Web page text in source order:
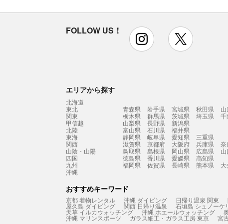
FOLLOW US！ instagram
エリアから探す
北海道
東北
青森県 岩手県 宮城県 秋田県
関東
栃木県 群馬県 茨城県 埼玉県 千
甲信越
山梨県 長野県
新潟県
北陸
富山県 石川県
福井県
東海
静岡県 岐阜県 愛知県
三重県
関西
滋賀県 京都府 大阪府 兵庫県 奈
山陰・山陽
鳥取県 島根県 岡山県 広島県
四国
徳島県 香川県 愛媛県
高知県
九州
福岡県 佐賀県 長崎県 熊本県
沖縄
おすすめキーワード
京都 着物レンタル 沖縄 ダイビング 日帰り温泉 関東
屋久島 ダイビング 関西 日帰り温泉 石垣島 シュノーケ
天草 イルカウォッチング 沖縄 ホエールウォッチング
沖縄 マリンスポーツ ガラス細工・ガラス工房 東京 宮